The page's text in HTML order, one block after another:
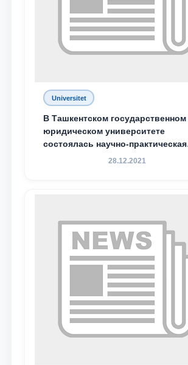
Universitet
В Ташкентском государственном
юридическом университете
состоялась научно-практическая
конференция магистрантов
28.12.2021